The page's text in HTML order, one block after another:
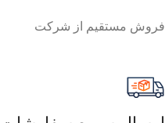
فروش مستقیم از شرکت